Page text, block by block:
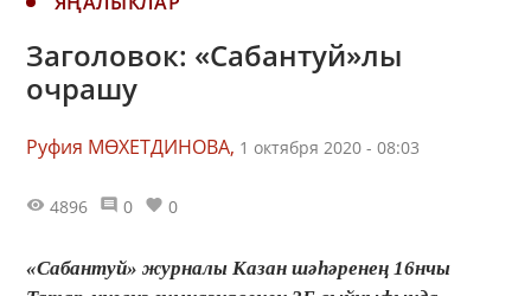
Заголовок: «Сабантуй»лы
очрашу
Руфия МӨХЕТДИНОВА, 1 октября 2020 - 08:03
4896 0 0
«Сабантуй» журналы Казан шәһәренең 16нчы